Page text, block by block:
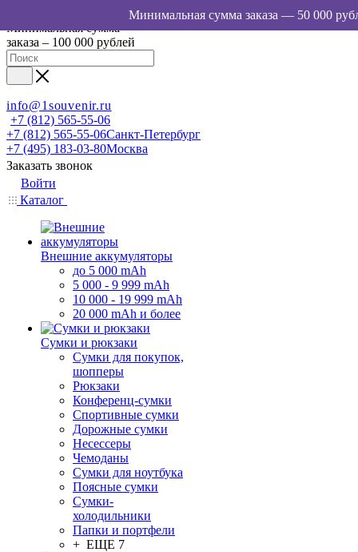
Минимальная сумма
заказа – 100 000 рублей
info@1souvenir.ru
+7 (812) 565-55-06
+7 (812) 565-55-06Санкт-Петербург
+7 (495) 183-03-80Москва
Заказать звонок
Войти
Каталог
Внешние аккумуляторы
до 5 000 mAh
5 000 - 9 999 mAh
10 000 - 19 999 mAh
20 000 mAh и более
Сумки и рюкзаки
Сумки для покупок,
шопперы
Рюкзаки
Конференц-сумки
Спортивные сумки
Дорожные сумки
Несессеры
Чемоданы
Сумки для ноутбука
Поясные сумки
Сумки-
холодильники
Папки и портфели
+ ЕЩЕ 7